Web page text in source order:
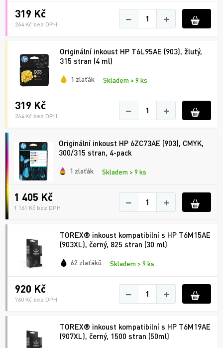
319 Kč
264 Kč bez DPH − +
Originální inkoust HP T6L95AE (903), žlutý,
315 stran (4 ml)
1 zlaťák Skladem > 9 ks
319 Kč
264 Kč bez DPH − +
Originální inkoust HP 6ZC73AE (903), CMYK,
300/315 stran, 4-pack
1 zlaťák Skladem > 9 ks
1 405 Kč
1 161 Kč bez DPH − +
TOREX® inkoust kompatibilní s HP T6M15AE
(903XL), černý, 825 stran (30 ml)
62 zlaťáků Skladem > 9 ks
920 Kč
760 Kč bez DPH − +
TOREX® inkoust kompatibilní s HP T6M19AE
(907XL), černý, 1500 stran (50ml)